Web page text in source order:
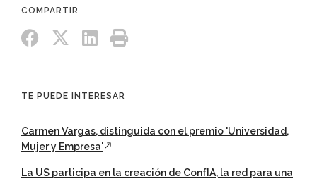
TE PUEDE INTERESAR
Carmen Vargas, distinguida con el premio 'Universidad,
Mujer y Empresa'
La US participa en la creación de ConfIA, la red para una